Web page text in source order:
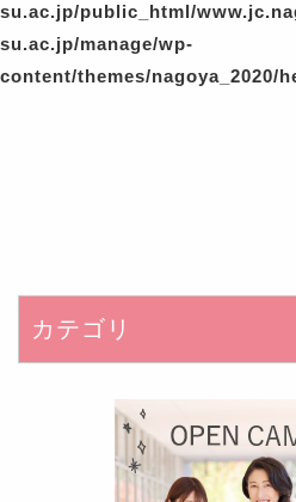
su.ac.jp/public_html/
su.ac.jp/manage/wp-
content/themes/nagoya_2020/
カテゴリ